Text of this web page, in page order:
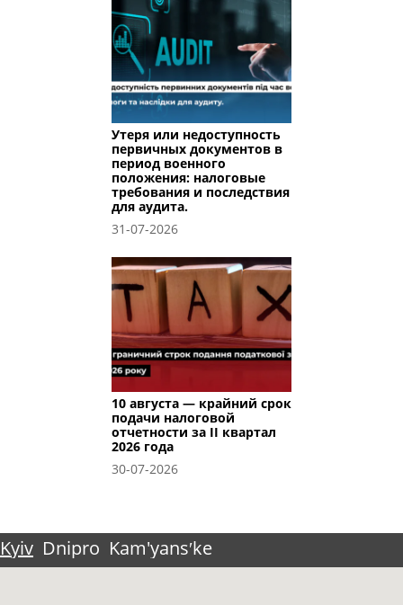
Утеря или недоступность
первичных документов в
период военного
положения: налоговые
требования и последствия
для аудита.
31-07-2026
10 августа — крайний срок
подачи налоговой
отчетности за II квартал
2026 года
30-07-2026
Kyiv Dnipro Kam'yansʹke